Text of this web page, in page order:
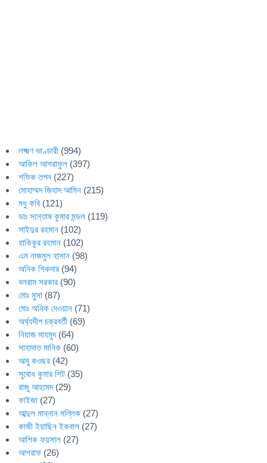
লক্ষ্মণ ভাণ্ডারী (994)
আকিল আশরাফুল (397)
শফিক তপন (227)
মোহাম্মদ জিহাদ আমিন (215)
মধু কবি (121)
ডাঃ সন্তোষ কুমার মন্ডল (119)
সাইদুর রহমান (102)
হাকিকুর রহমান (102)
এম নাজমুল হাসান (98)
অনিক শিকদার (94)
বলরাম সরকার (90)
মোঃ মুসা (87)
মোঃ অনিক দেওয়ান (71)
অর্ঘ্যদীপ চক্রবর্তী (69)
নিয়াজ মাহমুদ(64)
সাহাদাত মানিক (60)
আবু কওছর (42)
সুবোধ কুমার শিট (35)
রাজু আহমেদ(29)
ফাইজা (27)
আব্দুল মান্নান মল্লিক (27)
কাজী ইয়াছিন ইকবাল (27)
আশিক ফয়সাল (27)
আশরাফ (26)